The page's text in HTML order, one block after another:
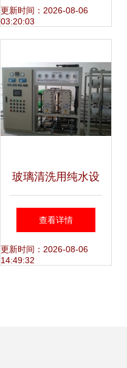
旺打造高效环保技
更新时间：2026-08-06
03:20:03
玻璃清洗用纯水设
备的核心技术与应
用
查看详情
更新时间：2026-08-06
14:49:32